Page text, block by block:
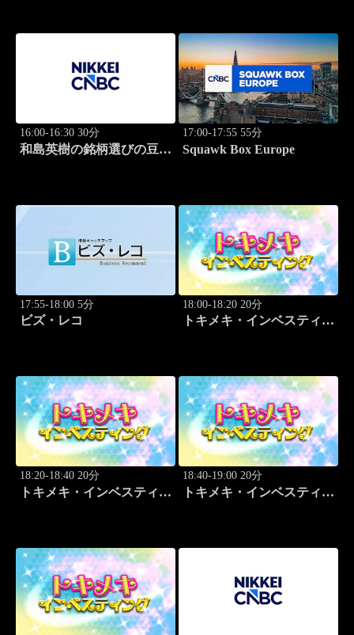
16:00-16:30 30分
和島英樹の銘柄選びの豆知
17:00-17:55 55分
Squawk Box Europe
17:55-18:00 5分
ビズ・レコ
18:00-18:20 20分
トキメキ・インベスティン
18:20-18:40 20分
トキメキ・インベスティン
18:40-19:00 20分
トキメキ・インベスティン